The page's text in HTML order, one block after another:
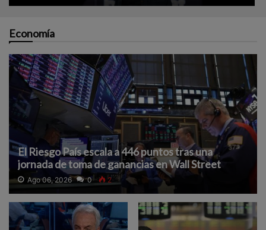
empresas de IA
Economía
El Riesgo País escala a 446 puntos tras una
jornada de toma de ganancias en Wall Street
Ago 06, 2026 0 2